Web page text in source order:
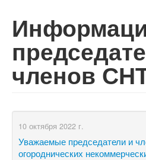
членов
10 октября 2022 г.
Уважаемые председатели и
огороднических